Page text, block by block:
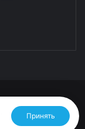
Принять